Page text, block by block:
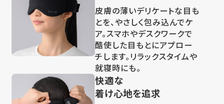
皮膚の薄いデリケートな目も
とを、やさしく包み込んでケ
ア。スマホやデスクワークで
酷使した目もとにアプロー
チします。リラックスタイムや
就寝時にも。
快適な
着け心地を追求